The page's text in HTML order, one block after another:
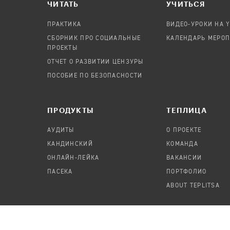
ЧИТАТЬ
ПРАКТИКА
СБОРНИК ПРО СОЦИАЛЬНЫЕ
ПРОЕКТЫ
ОТЧЕТ О РАЗВИТИИ ЦЕНЗУРЫ
ПОСОБИЕ ПО БЕЗОПАСНОСТИ
УЧИТЬСЯ
ВИДЕО-УРОКИ НА
КАЛЕНДАРЬ
ПРОДУКТЫ
АУДИТЫ
КАНДИНСКИЙ
ОНЛАЙН-ЛЕЙКА
ПАСЕКА
TЕПЛИЦА
О ПРОЕКТЕ
КОМАНДА
ВАКАНСИИ
ПОРТФОЛИО
ABOUT TEPLITSA